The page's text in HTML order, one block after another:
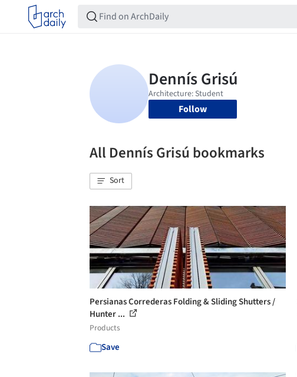
Follow
All Dennís Grisú bookmarks
Sort
Persianas Correderas Folding & Sliding Shutters /
Hunter ...
Products
Save